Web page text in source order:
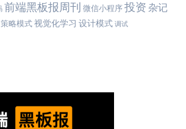
前端黑板报周刊 微信小程序 投资 杂记
策略模式 视觉化学习 设计模式 调试